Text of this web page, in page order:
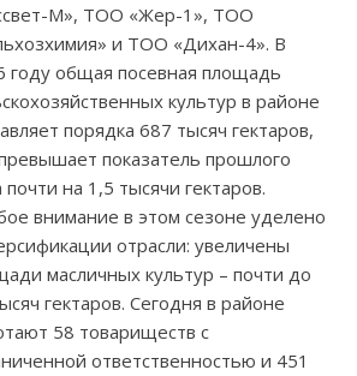
М», ТОО «Жер-1», ТОО
и ТОО «Дихан-4». В
году общая посевная площадь
культур в районе
порядка 687 тысяч гектаров,
показатель прошлого
почти на 1,5 тысячи гектаров.
внимание в этом сезоне уделено
отрасли: увеличены
масличных культур – почти до
гектаров. Сегодня в районе
58 товариществ с
ответственностью и 451